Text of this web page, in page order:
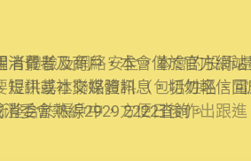
者體驗及網絡安全，本會的投訴
提供基本聯絡資料（包括姓名、
整合於帳戶中，方便日後作出跟進